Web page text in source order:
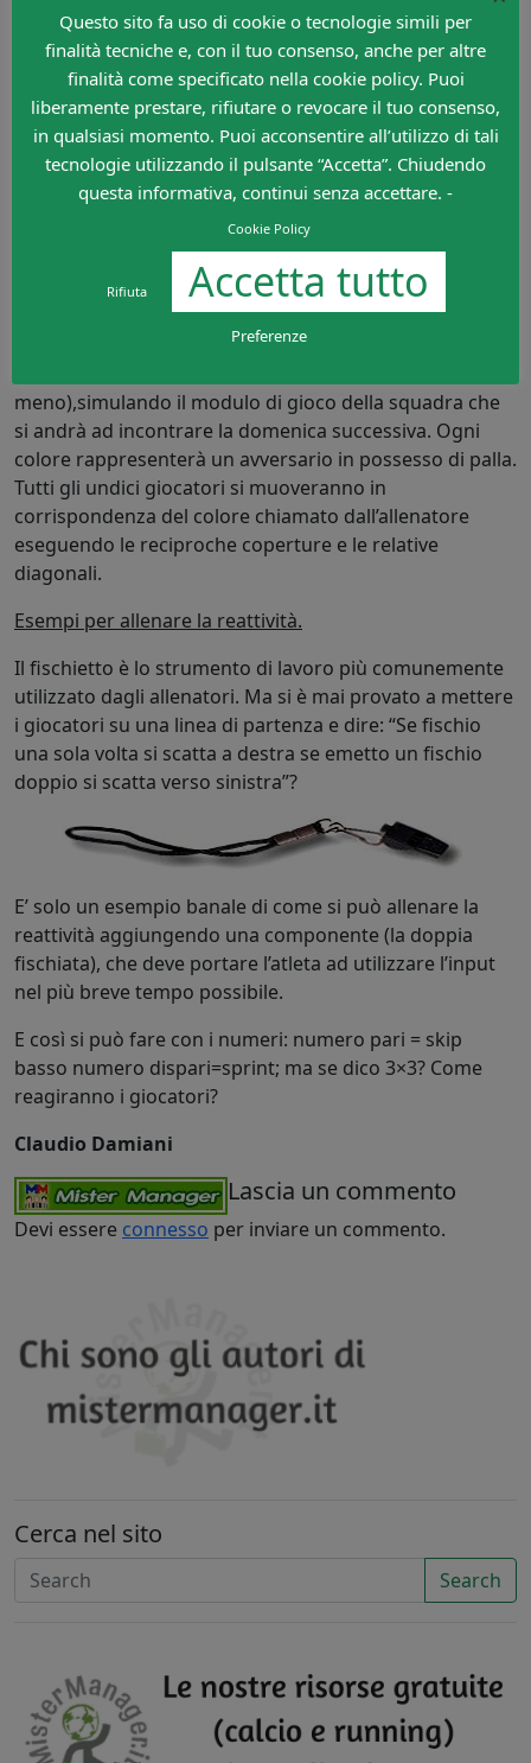
distanze diverse). I giocatori dovranno correre all’80%
dell’intensità massimale in prossimità di ciascun paletto
e ad intensità media (50%), in prossimità di ogni cono
per un tempo stabilito.
Esempio per allenare la fase difensiva:
I colori possono essere usati sotto forma di banderuole
o casacche annodate sugli stessi paletti. A livello tattico
si possono sfruttare per simulare un “undici contro 0” o
meno),simulando il modulo di gioco della squadra che
si andrà ad incontrare la domenica successiva. Ogni
colore rappresenterà un avversario in possesso di palla.
Tutti gli undici giocatori si muoveranno in
corrispondenza del colore chiamato dall’allenatore
eseguendo le reciproche coperture e le relative
diagonali.
Esempi per allenare la reattività.
Il fischietto è lo strumento di lavoro più comunemente
utilizzato dagli allenatori. Ma si è mai provato a mettere
i giocatori su una linea di partenza e dire: “Se fischio
una sola volta si scatta a destra se emetto un fischio
doppio si scatta verso sinistra”?
E’ solo un esempio banale di come si può allenare la
reattività aggiungendo una componente (la doppia
fischiata), che deve portare l’atleta ad utilizzare l’input
nel più breve tempo possibile.
E così si può fare con i numeri: numero pari = skip
basso numero dispari=sprint; ma se dico 3×3? Come
reagiranno i giocatori?
Claudio Damiani
Lascia un commento
Devi essere connesso per inviare un commento.
Cerca nel sito
Search
Questo sito fa uso di cookie o tecnologie simili per
finalità tecniche e, con il tuo consenso, anche per altre
finalità come specificato nella cookie policy. Puoi
liberamente prestare, rifiutare o revocare il tuo consenso,
in qualsiasi momento. Puoi acconsentire all’utilizzo di tali
tecnologie utilizzando il pulsante “Accetta”. Chiudendo
questa informativa, continui senza accettare. -
Cookie Policy
Rifiuta Accetta tutto
Preferenze